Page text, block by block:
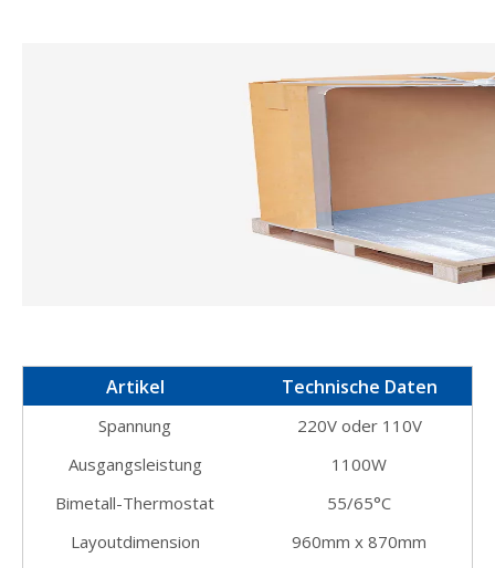
Artikel Technische Daten
Spannung
220V oder 110V
Ausgangsleistung
1100W
Bimetall-Thermostat
55/65°C
Layoutdimension
960mm x 870mm